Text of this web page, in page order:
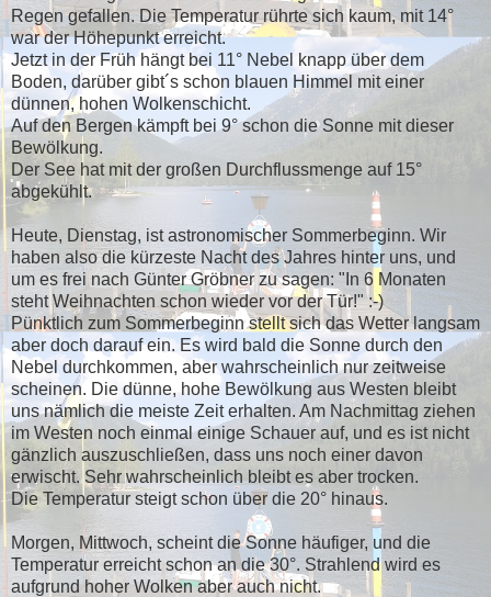
Regen gefallen. Die Temperatur rührte sich kaum, mit 14°
war der Höhepunkt erreicht.
Jetzt in der Früh hängt bei 11° Nebel knapp über dem
Boden, darüber gibt´s schon blauen Himmel mit einer
dünnen, hohen Wolkenschicht.
Auf den Bergen kämpft bei 9° schon die Sonne mit dieser
Bewölkung.
Der See hat mit der großen Durchflussmenge auf 15°
abgekühlt.
Heute, Dienstag, ist astronomischer Sommerbeginn. Wir
haben also die kürzeste Nacht des Jahres hinter uns, und
um es frei nach Günter Gröbner zu sagen: "In 6 Monaten
steht Weihnachten schon wieder vor der Tür!" :-)
Pünktlich zum Sommerbeginn stellt sich das Wetter langsam
aber doch darauf ein. Es wird bald die Sonne durch den
Nebel durchkommen, aber wahrscheinlich nur zeitweise
scheinen. Die dünne, hohe Bewölkung aus Westen bleibt
uns nämlich die meiste Zeit erhalten. Am Nachmittag ziehen
im Westen noch einmal einige Schauer auf, und es ist nicht
gänzlich auszuschließen, dass uns noch einer davon
erwischt. Sehr wahrscheinlich bleibt es aber trocken.
Die Temperatur steigt schon über die 20° hinaus.
Morgen, Mittwoch, scheint die Sonne häufiger, und die
Temperatur erreicht schon an die 30°. Strahlend wird es
aufgrund hoher Wolken aber auch nicht.